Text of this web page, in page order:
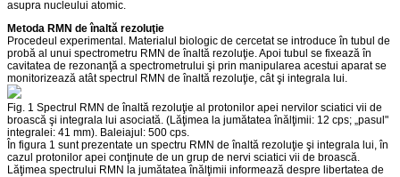
asupra nucleului atomic.
Metoda RMN de înaltă rezoluţie
Procedeul experimental. Materialul biologic de cercetat se introduce în tubul de
probă al unui spectrometru RMN de înaltă rezoluţie. Apoi tubul se fixează în
cavitatea de rezonanţă a spectrometrului şi prin manipularea acestui aparat se
monitorizează atât spectrul RMN de înaltă rezoluţie, cât şi integrala lui.
Fig. 1 Spectrul RMN de înaltă rezoluţie al protonilor apei nervilor sciatici vii de
broască şi integrala lui asociată. (Lăţimea la jumătatea înălţimii: 12 cps; „pasul"
integralei: 41 mm). Baleiajul: 500 cps.
În figura 1 sunt prezentate un spectru RMN de înaltă rezoluţie şi integrala lui, în
cazul protonilor apei conţinute de un grup de nervi sciatici vii de broască.
Lăţimea spectrului RMN la jumătatea înălţimii informează despre libertatea de